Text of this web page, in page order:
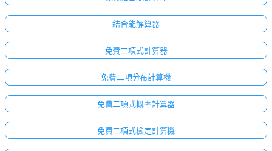
結合能解算器
免費二項式計算器
免費二項分布計算機
免費二項式概率計算器
免費二項式檢定計算機